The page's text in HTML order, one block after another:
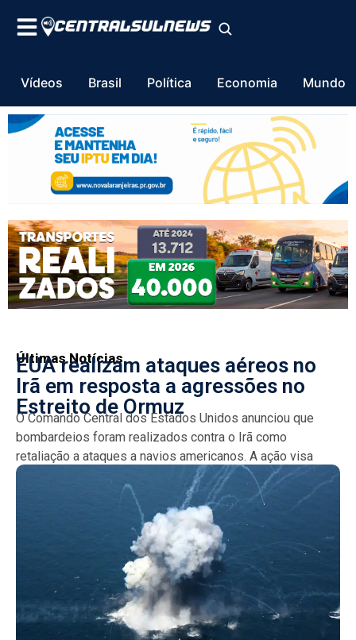
Vídeos Brasil Política Economia Mundo
Últimas Notícias
EUA realizam ataques aéreos no
Irã em resposta a agressões no
Estreito de Ormuz
O Comando Central dos Estados Unidos anunciou que
bombardeios foram realizados contra o Irã como
retaliação a ataques a navios americanos. A ação visa
impor...